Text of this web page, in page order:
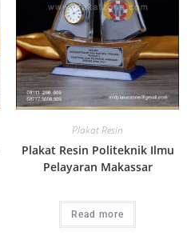
Plakat Resin
Plakat Resin Politeknik Ilmu
Pelayaran Makassar
Read more